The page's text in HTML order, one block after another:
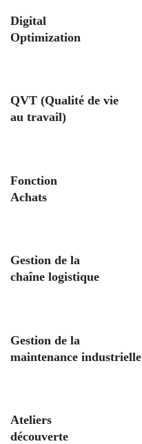
Digital
Optimization
QVT (Qualité de vie
au travail)
Fonction
Achats
Gestion de la
chaîne logistique
Gestion de la
maintenance industrielle
Ateliers
découverte